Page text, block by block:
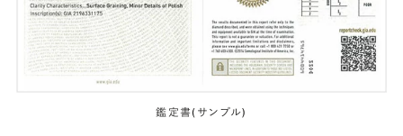
鑑定書(サンプル)